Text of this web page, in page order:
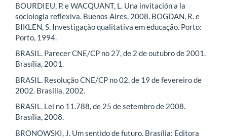
BOURDIEU, P. e WACQUANT, L. Una invitación a la
sociologia reflexiva. Buenos Aires, 2008. BOGDAN, R. e
BIKLEN, S. Investigação qualitativa em educação. Porto:
Porto, 1994.
BRASIL. Parecer CNE/CP no 27, de 2 de outubro de 2001.
Brasília, 2001.
BRASIL. Resolução CNE/CP no 02, de 19 de fevereiro de
2002. Brasília, 2002.
BRASIL. Lei no 11.788, de 25 de setembro de 2008.
Brasília, 2008.
BRONOWSKI, J. Um sentido de futuro. Brasília: Editora